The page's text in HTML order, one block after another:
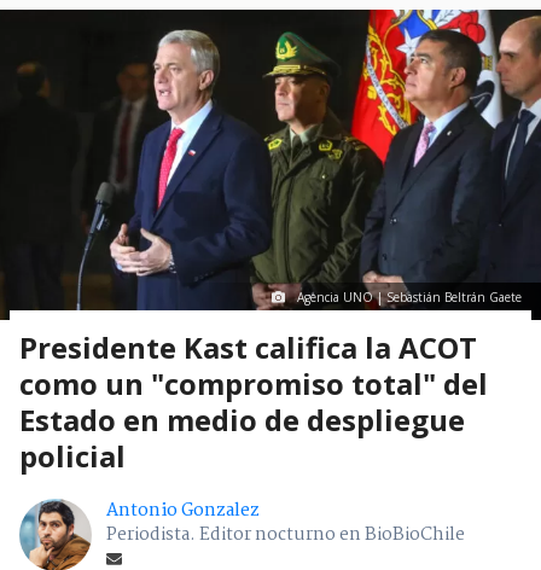
Agencia UNO | Sebastián Beltrán Gaete
Presidente Kast califica la ACOT
como un "compromiso total" del
Estado en medio de despliegue
policial
Antonio Gonzalez
Periodista. Editor nocturno en BioBioChile